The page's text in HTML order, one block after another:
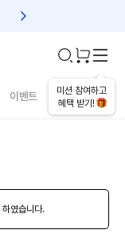
친구초대 1만원 리워드!
미션 참여하고
혜택 받기!
이벤트 건강매거진
하였습니다.